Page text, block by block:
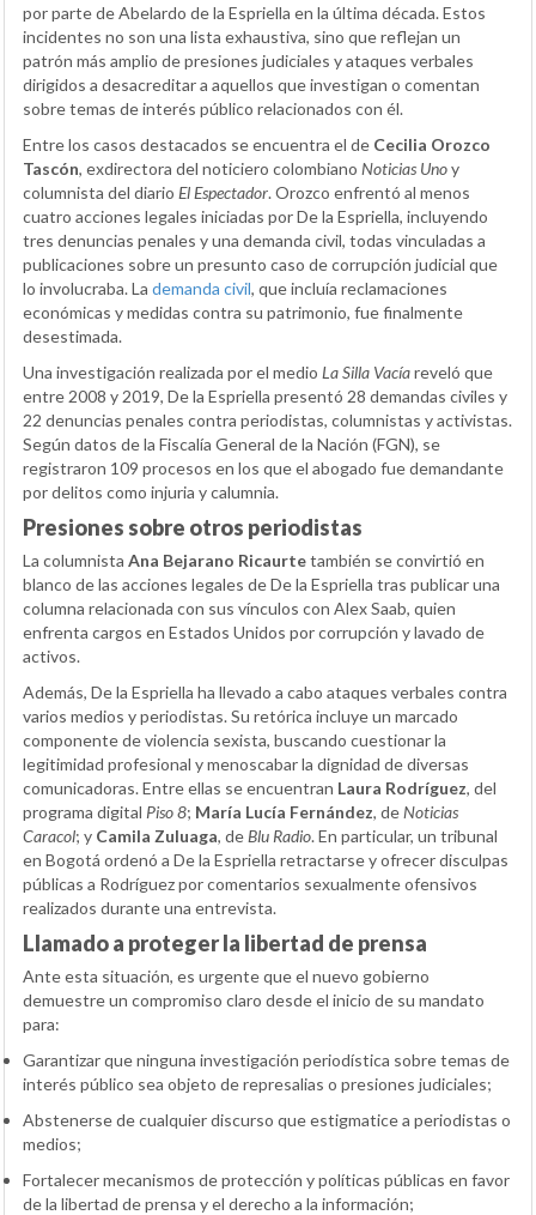
por parte de Abelardo de la Espriella en la última década. Estos
incidentes no son una lista exhaustiva, sino que reflejan un
patrón más amplio de presiones judiciales y ataques verbales
dirigidos a desacreditar a aquellos que investigan o comentan
sobre temas de interés público relacionados con él.
Entre los casos destacados se encuentra el de Cecilia Orozco
Tascón, exdirectora del noticiero colombiano Noticias Unoy
columnista del diario El Espectador. Orozco enfrentó al menos
cuatro acciones legales iniciadas por De la Espriella, incluyendo
tres denuncias penales y una demanda civil, todas vinculadas a
publicaciones sobre un presunto caso de corrupción judicial que
lo involucraba. La demanda civil, que incluía reclamaciones
económicas y medidas contra su patrimonio, fue finalmente
desestimada.
Una investigación realizada por el medio La Silla Vacíareveló que
entre 2008 y 2019, De la Espriella presentó 28 demandas civiles y
22 denuncias penales contra periodistas, columnistas y activistas.
Según datos de la Fiscalía General de la Nación (FGN), se
registraron 109 procesos en los que el abogado fue demandante
por delitos como injuria y calumnia.
Presiones sobre otros periodistas
La columnista Ana Bejarano Ricaurtetambién se convirtió en
blanco de las acciones legales de De la Espriella tras publicar una
columna relacionada con sus vínculos con Alex Saab, quien
enfrenta cargos en Estados Unidos por corrupción y lavado de
activos.
Además, De la Espriella ha llevado a cabo ataques verbales contra
varios medios y periodistas. Su retórica incluye un marcado
componente de violencia sexista, buscando cuestionar la
legitimidad profesional y menoscabar la dignidad de diversas
comunicadoras. Entre ellas se encuentran Laura Rodríguez, del
programa digital Piso 8; María Lucía Fernández, deNoticias
Caracol; y Camila Zuluaga, deBlu Radio. En particular, un tribunal
en Bogotá ordenó a De la Espriella retractarse y ofrecer disculpas
públicas a Rodríguez por comentarios sexualmente ofensivos
realizados durante una entrevista.
Llamado a proteger la libertad de prensa
Ante esta situación, es urgente que el nuevo gobierno
demuestre un compromiso claro desde el inicio de su mandato
para:
Garantizar que ninguna investigación periodística sobre temas de
interés público sea objeto de represalias o presiones judiciales;
Abstenerse de cualquier discurso que estigmatice a periodistas o
medios;
Fortalecer mecanismos de protección y políticas públicas en favor
de la libertad de prensa y el derecho a la información;